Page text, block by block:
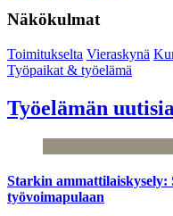
Näkökulmat
Toimitukselta Vieraskynä
Työpaikat & työelämä
Työelämän uutisia
Starkin ammattilaiskysely:
työvoimapulaan